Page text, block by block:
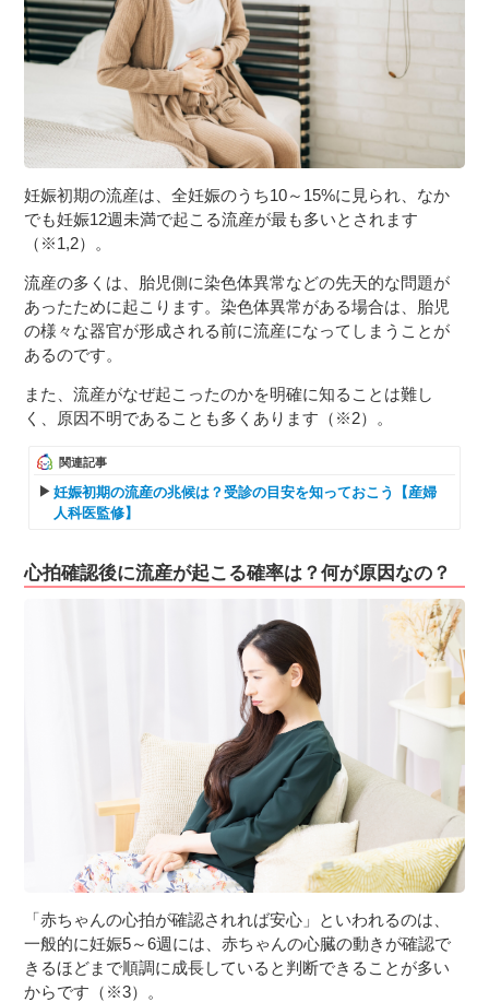
妊娠初期の流産は、全妊娠のうち10～15%に見られ、なか
でも妊娠12週未満で起こる流産が最も多いとされます
（※1,2）。
流産の多くは、胎児側に染色体異常などの先天的な問題が
あったために起こります。染色体異常がある場合は、胎児
の様々な器官が形成される前に流産になってしまうことが
あるのです。
また、流産がなぜ起こったのかを明確に知ることは難し
く、原因不明であることも多くあります（※2）。
関連記事
妊娠初期の流産の兆候は？受診の目安を知っておこう【産婦
人科医監修】
心拍確認後に流産が起こる確率は？何が原因なの？
「赤ちゃんの心拍が確認されれば安心」といわれるのは、
一般的に妊娠5～6週には、赤ちゃんの心臓の動きが確認で
きるほどまで順調に成長していると判断できることが多い
からです（※3）。